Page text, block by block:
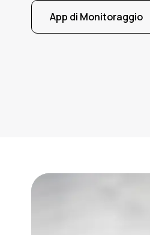
App di Monitoraggio